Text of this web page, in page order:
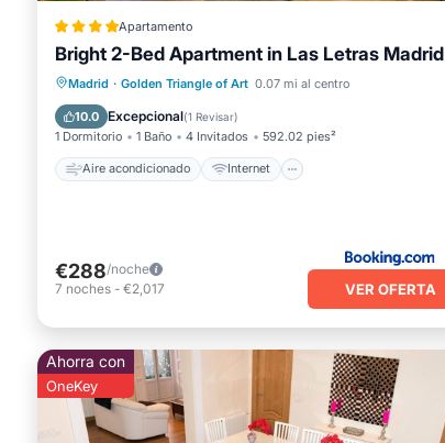
Apartamento
Bright 2-Bed Apartment in Las Letras Madrid
Madrid · Golden Triangle of Art 0.07 mi al centro
10.0 Excepcional(1 Revisar)
1 Dormitorio 1 Baño 4 Invitados 592.02 pies²
Aire acondicionado Internet
Aire acondicionado
Internet
Apto para niños
€288/noche
7 noches - €2,017 VER OFERTA
Ahorra con
OneKey